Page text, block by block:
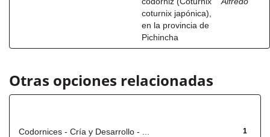
coturnix japónica),
en la provincia de
Pichincha
Otras opciones relacionadas
1
Codornices - Cría y Desarrollo - ...